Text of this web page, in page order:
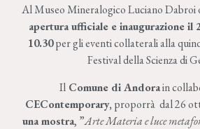
Al Museo Mineralogico Luciano Dabroi
apertura ufficiale e inaugurazione il
10.30per gli eventi collaterali alla
Festival della Scienza di
Il Comune di Andorain
CEContemporary, proporrà dal 26
una mostra, ”Arte Materia e luce